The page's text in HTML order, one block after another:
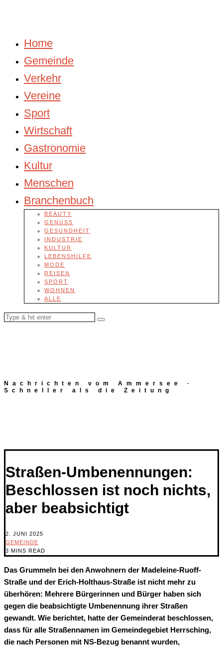
Home
Gemeinde
Verkehr
Vereine
Sport
Wirtschaft
Gastronomie
Kultur
Menschen
Branchenbuch
BEAUTY
GENUSS
GESUNDHEIT
INDUSTRIE
KULTUR
LEBENSHILFE
MODE
REISEN
SPORT
WOHNEN
ALLE
Nachrichten vom Ammersee ·
Schneller als die Zeitung
Straßen-Umbenennungen:
Beschlossen ist noch nichts,
aber beabsichtigt
2. JUNI 2025
GEMEINDE
3 MINS READ
Das Grummeln bei den Anwohnern der Madeleine-Ruoff-
Straße und der Erich-Holthaus-Straße ist nicht mehr zu
überhören: Mehrere Bürgerinnen und Bürger haben sich
gegen die beabsichtigte Umbenennung ihrer Straßen
gewandt. Wie berichtet, hatte der Gemeinderat beschlossen,
dass für alle Straßennamen im Gemeindegebiet Herrsching,
die nach Personen mit NS-Bezug benannt wurden,